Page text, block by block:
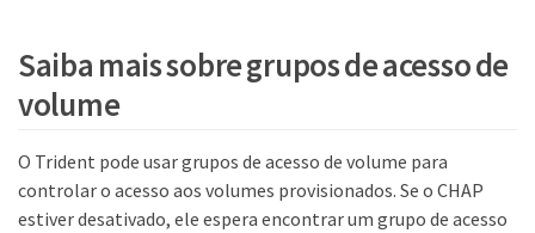
Saiba mais sobre grupos de acesso de
volume
O Trident pode usar grupos de acesso de volume para
controlar o acesso aos volumes provisionados. Se o CHAP
estiver desativado, ele espera encontrar um grupo de acesso